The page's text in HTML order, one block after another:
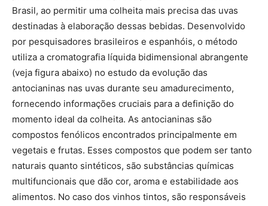
Brasil, ao permitir uma colheita mais precisa das uvas
destinadas à elaboração dessas bebidas. Desenvolvido
por pesquisadores brasileiros e espanhóis, o método
utiliza a cromatografia líquida bidimensional abrangente
(veja figura abaixo) no estudo da evolução das
antocianinas nas uvas durante seu amadurecimento,
fornecendo informações cruciais para a definição do
momento ideal da colheita. As antocianinas são
compostos fenólicos encontrados principalmente em
vegetais e frutas. Esses compostos que podem ser tanto
naturais quanto sintéticos, são substâncias químicas
multifuncionais que dão cor, aroma e estabilidade aos
alimentos. No caso dos vinhos tintos, são responsáveis